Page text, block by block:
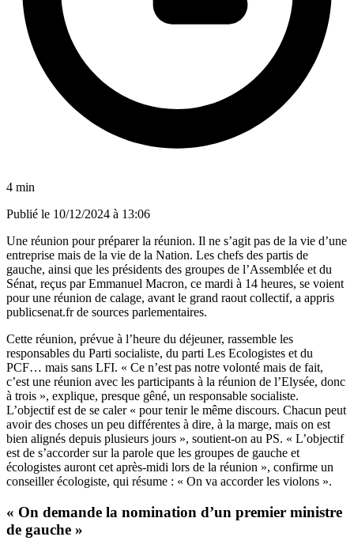
4 min
Publié le 10/12/2024 à 13:06
Une réunion pour préparer la réunion. Il ne s’agit pas de la vie d’une
entreprise mais de la vie de la Nation. Les chefs des partis de
gauche, ainsi que les présidents des groupes de l’Assemblée et du
Sénat, reçus par Emmanuel Macron, ce mardi à 14 heures, se voient
pour une réunion de calage, avant le grand raout collectif, a appris
publicsenat.fr de sources parlementaires.
Cette réunion, prévue à l’heure du déjeuner, rassemble les
responsables du Parti socialiste, du parti Les Ecologistes et du
PCF… mais sans LFI. « Ce n’est pas notre volonté mais de fait,
c’est une réunion avec les participants à la réunion de l’Elysée, donc
à trois », explique, presque gêné, un responsable socialiste.
L’objectif est de se caler « pour tenir le même discours. Chacun peut
avoir des choses un peu différentes à dire, à la marge, mais on est
bien alignés depuis plusieurs jours », soutient-on au PS. « L’objectif
est de s’accorder sur la parole que les groupes de gauche et
écologistes auront cet après-midi lors de la réunion », confirme un
conseiller écologiste, qui résume : « On va accorder les violons ».
« On demande la nomination d’un premier ministre
de gauche »